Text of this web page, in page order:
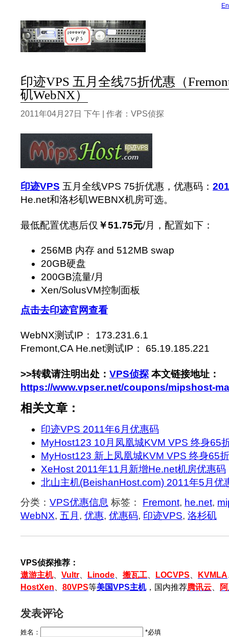
印迹VPS 五月全线75折优惠（
矶WebNX）
2011年04月27日 下午 | 作者：VPS侦探
印迹VPS 五月全线VPS 75折优惠，优惠码：
He.net和洛杉矶WEBNX机房可选。
最低配置优惠后仅 ￥51.75元/月，配置如下：
256MB 内存 and 512MB swap
20GB硬盘
200GB流量/月
Xen/SolusVM控制面板
点击去印迹官网查看
WebNX测试IP： 173.231.6.1
Fremont,CA He.net测试IP： 65.19.185.221
>>转载请注明出处： VPS侦探 本文链接地址：
https://www.vpser.net/coupons/mipshost-
相关文章：
印迹VPS 2011年6月优惠码
MyHost123 10月凤凰城KVM VPS 终身65
MyHost123 新上凤凰城KVM VPS 终身65
XeHost 2011年11月新增He.net机房优惠码
北山主机(BeishanHost.com) 2011年5月优
分类： VPS优惠信息 标签： Fremont, he.net,
WebNX, 五月 , 优惠, 优惠码, 印迹VPS, 洛杉矶
VPS侦探推荐：
遨游主机、 Vultr Linode 搬瓦工 LOCVPS KVMLA
HostXen
80VPS等美国VPS主机，国内推荐腾讯云
发表评论
姓名： *必填